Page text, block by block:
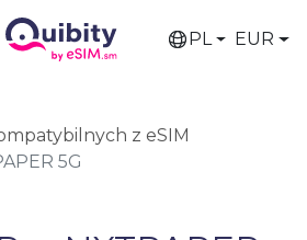
PL EUR
z eSIM
5G